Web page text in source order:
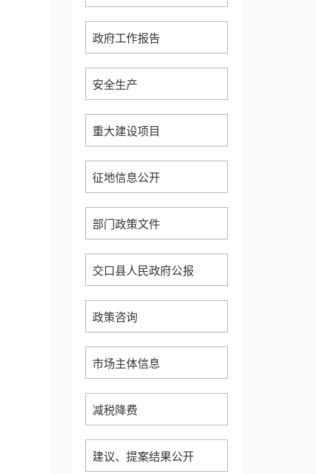
政府工作报告
安全生产
重大建设项目
征地信息公开
部门政策文件
交口县人民政府公报
政策咨询
市场主体信息
减税降费
建议、提案结果公开